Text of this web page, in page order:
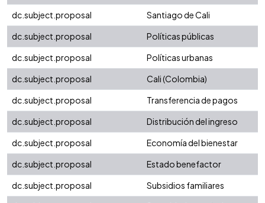
dc.subject.proposal
Santiago de Cali
dc.subject.proposal
Políticas públicas
dc.subject.proposal
Políticas urbanas
dc.subject.proposal
Cali (Colombia)
dc.subject.proposal
Transferencia de pagos
dc.subject.proposal
Distribución del ingreso
dc.subject.proposal
Economía del bienestar
dc.subject.proposal
Estado benefactor
dc.subject.proposal
Subsidios familiares